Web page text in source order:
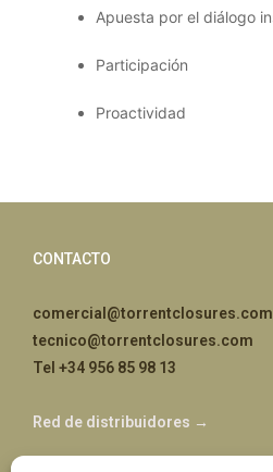
Apuesta por el diálogo
Participación
Proactividad
CONTACTO
comercial@torrentclosures.com
tecnico@torrentclosures.com
Tel +34 956 85 98 13
Red de distribuidores →